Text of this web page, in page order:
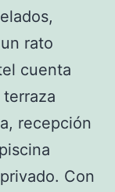
rato
cuenta
recepción
Con